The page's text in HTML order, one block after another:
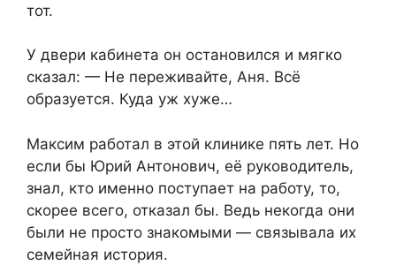
тот.
У двери кабинета он остановился и мягко
сказал: — Не переживайте, Аня. Всё
образуется. Куда уж хуже…
Максим работал в этой клинике пять лет. Но
если бы Юрий Антонович, её руководитель,
знал, кто именно поступает на работу, то,
скорее всего, отказал бы. Ведь некогда они
были не просто знакомыми — связывала их
семейная история.